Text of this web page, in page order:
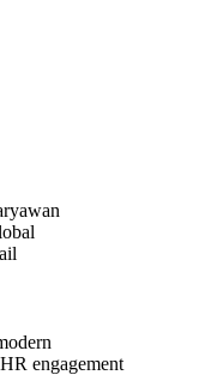
engagement